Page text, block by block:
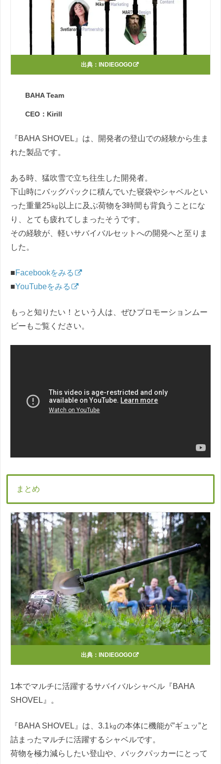
出典： INDIEGOGO
BAHA Team
CEO：Kirill
『BAHA SHOVEL』は、開発者の登山での経験から生ま
れた製品です。
ある時、猛吹雪で立ち往生した開発者。
下山時にバッグパックに積んでいた寝袋やシャベルとい
った重量25㎏以上に及ぶ荷物を3時間も背負うことにな
り、とても疲れてしまったそうです。
その経験が、軽いサバイバルセットへの開発へと至りま
した。
■Facebookをみる
■YouTubeをみる
もっと知りたい！という人は、ぜひプロモーションムー
ビーもご覧ください。
まとめ
出典： INDIEGOGO
1本でマルチに活躍するサバイバルシャベル『BAHA
SHOVEL』。
『BAHA SHOVEL』は、3.1㎏の本体に機能が”ギュッ”と
詰まったマルチに活躍するシャベルです。
荷物を極力減らしたい登山や、バックパッカーにとって